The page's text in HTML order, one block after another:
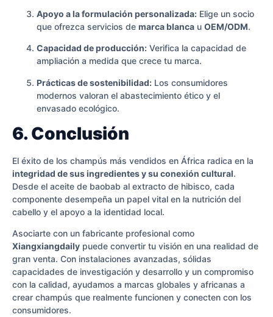
Apoyo a la formulación personalizada: Elige un socio
que ofrezca servicios de marca blanca u OEM/ODM.
Capacidad de producción: Verifica la capacidad de
ampliación a medida que crece tu marca.
Prácticas de sostenibilidad: Los consumidores
modernos valoran el abastecimiento ético y el
envasado ecológico.
6. Conclusión
El éxito de los champús más vendidos en África radica en la
integridad de sus ingredientes y su conexión cultural.
Desde el aceite de baobab al extracto de hibisco, cada
componente desempeña un papel vital en la nutrición del
cabello y el apoyo a la identidad local.
Asociarte con un fabricante profesional como
Xiangxiangdaily puede convertir tu visión en una realidad de
gran venta. Con instalaciones avanzadas, sólidas
capacidades de investigación y desarrollo y un compromiso
con la calidad, ayudamos a marcas globales y africanas a
crear champús que realmente funcionen y conecten con los
consumidores.